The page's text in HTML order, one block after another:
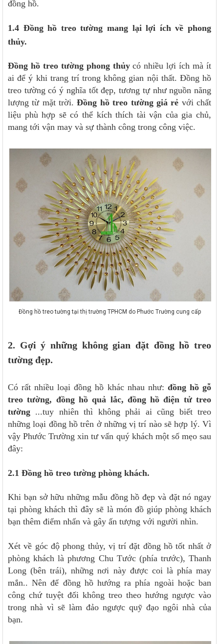
đồng hồ.
1.4 Đồng hồ treo tường mang lại lợi ích về phong
thủy.
Đồng hồ treo tường phong thủycó nhiều lợi ích mà ít
ai để ý khi trang trí trong không gian nội thất. Đồng hồ
treo tường có ý nghĩa tốt đẹp, tương tự như nguồn năng
lượng từ mặt trời.Đồng hồ treo tường giá rẻ với chất
liệu phù hợp sẽ có thể kích thích tài vận của gia chủ,
mang tới vận may và sự thành công trong công việc.
Đồng hồ treo tường tại thị trường TPHCM do Phước Trường cung cấp
2. Gợi ý những không gian đặt đồng hồ treo
tường đẹp.
Có rất nhiều loại đồng hồ khác nhau như: đồng hồ gỗ
treo tường, đồng hồ quả lắc, đồng hồ điện tử treo
tường ...tuy nhiên thì không phải ai cũng biết treo
những loại đồng hồ trên ở những vị trí nào sẽ hợp lý. Vì
vậy Phước Trường xin tư vấn quý khách một số mẹo sau
đây:
2.1 Đồng hồ treo tường phòng khách.
Khi bạn sở hữu những mẫu đồng hồ đẹp và đặt nó ngay
tại phòng khách thì đây sẽ là món đồ giúp phòng khách
bạn thêm điểm nhấn và gây ấn tượng với người nhìn.
Xét về góc độ phong thủy, vị trí đặt đồng hồ tốt nhất ở
phòng khách là phương Chu Tước (phía trước), Thanh
Long (bên trái), những nơi này được coi là phía may
mắn.. Nên để đồng hồ hướng ra phía ngoài hoặc ban
công chứ tuyệt đối không treo theo hướng ngược vào
trong nhà vì sẽ làm đảo ngược quỹ đạo ngôi nhà của
bạn.